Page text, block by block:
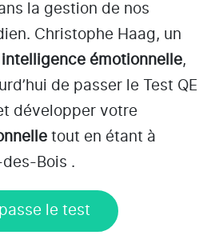
la gestion de nos
Christophe Haag, un
intelligence émotionnelle,
de passer le Test QE
développer votre
tout en étant à
Bois .
le test